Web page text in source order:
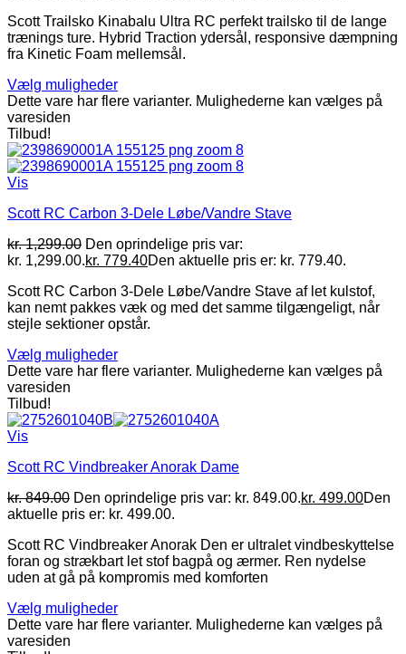
Scott Trailsko Kinabalu Ultra RC perfekt trailsko til de lange
trænings ture. Hybrid Traction ydersål, responsive dæmpning
fra Kinetic Foam mellemsål.
Vælg muligheder
Dette vare har flere varianter. Mulighederne kan vælges på
varesiden
Tilbud!
Vis
Scott RC Carbon 3-Dele Løbe/Vandre Stave
kr.1,299.00 Den oprindelige pris var:
kr. 1,299.00.kr. 779.40Den aktuelle pris er: kr. 779.40.
Scott RC Carbon 3-Dele Løbe/Vandre Stave af let kulstof,
kan nemt pakkes væk og med det samme tilgængeligt, når
stejle sektioner opstår.
Vælg muligheder
Dette vare har flere varianter. Mulighederne kan vælges på
varesiden
Tilbud!
Vis
Scott RC Vindbreaker Anorak Dame
kr.849.00 Den oprindelige pris var: kr. 849.00.kr. 499.00Den
aktuelle pris er: kr. 499.00.
Scott RC Vindbreaker Anorak Den er ultralet vindbeskyttelse
foran og strækbart let stof bagpå og ærmer. Ren nydelse
uden at gå på kompromis med komforten
Vælg muligheder
Dette vare har flere varianter. Mulighederne kan vælges på
varesiden